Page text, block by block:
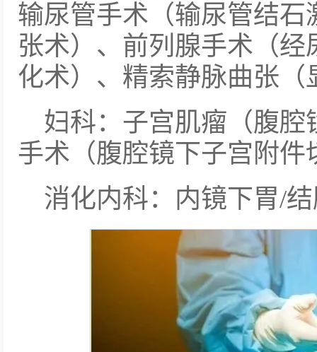
输尿管手术（输尿管结
张术）、前列腺手术（
化术）、精索静脉曲张（
妇科：子宫肌瘤（腹
手术（腹腔镜下子宫附件
消化内科：内镜下胃/